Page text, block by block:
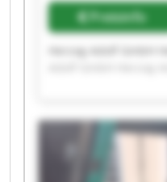
Preisinfo
Herzog Adolf GmbH
GmbH Herzog Adolf
Adolf GmbH Herzog
GmbH Herzog Adolf
Herzog Adolf GmbH